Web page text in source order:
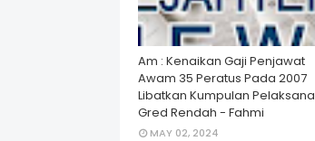
Am : Kenaikan Gaji Penjawat
Awam 35 Peratus Pada 2007
Libatkan Kumpulan Pelaksana
Gred Rendah - Fahmi
MAY 02, 2024